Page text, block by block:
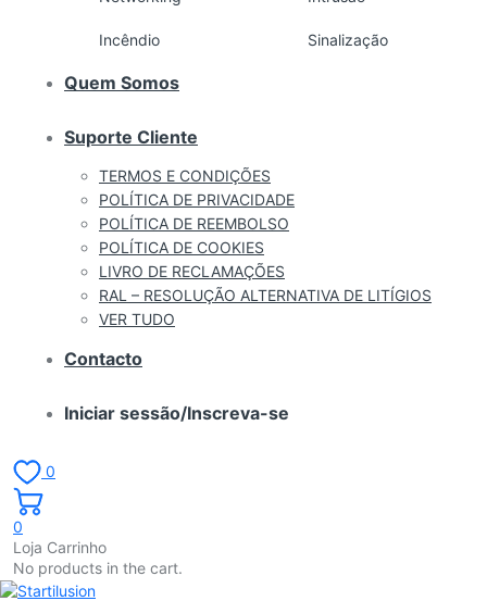
Incêndio Sinalização
Quem Somos
Suporte Cliente
TERMOS E CONDIÇÕES
POLÍTICA DE PRIVACIDADE
POLÍTICA DE REEMBOLSO
POLÍTICA DE COOKIES
LIVRO DE RECLAMAÇÕES
RAL – RESOLUÇÃO ALTERNATIVA DE LITÍGIOS
VER TUDO
Contacto
Iniciar sessão/Inscreva-se
0
0
Loja Carrinho
No products in the cart.